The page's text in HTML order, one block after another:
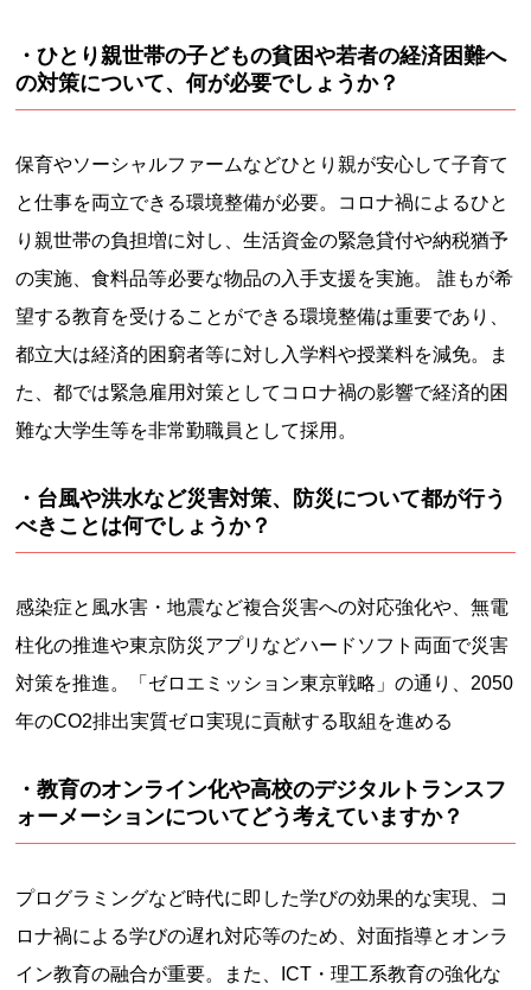
・ひとり親世帯の子どもの貧困や若者の経済困難へ
の対策について、何が必要でしょうか？
保育やソーシャルファームなどひとり親が安心して子育て
と仕事を両立できる環境整備が必要。コロナ禍によるひと
り親世帯の負担増に対し、生活資金の緊急貸付や納税猶予
の実施、食料品等必要な物品の入手支援を実施。 誰もが希
望する教育を受けることができる環境整備は重要であり、
都立大は経済的困窮者等に対し入学料や授業料を減免。ま
た、都では緊急雇用対策としてコロナ禍の影響で経済的困
難な大学生等を非常勤職員として採用。
・台風や洪水など災害対策、防災について都が行う
べきことは何でしょうか？
感染症と風水害・地震など複合災害への対応強化や、無電
柱化の推進や東京防災アプリなどハードソフト両面で災害
対策を推進。「ゼロエミッション東京戦略」の通り、2050
年のCO2排出実質ゼロ実現に貢献する取組を進める
・教育のオンライン化や高校のデジタルトランスフ
ォーメーションについてどう考えていますか？
プログラミングなど時代に即した学びの効果的な実現、コ
ロナ禍による学びの遅れ対応等のため、対面指導とオンラ
イン教育の融合が重要。また、ICT・理工系教育の強化な